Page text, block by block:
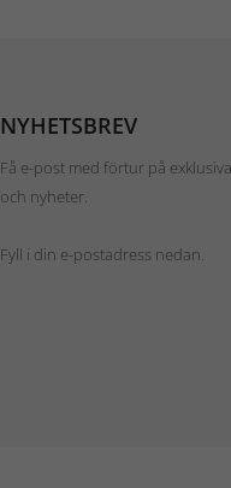
NYHETSBREV
Få e-post med förtur på
och nyheter.
Fyll i din e-postadress nedan.